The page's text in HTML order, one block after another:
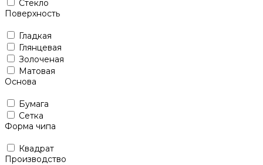
Стекло
Поверхность
Гладкая
Глянцевая
Золоченая
Матовая
Основа
Бумага
Сетка
Форма чипа
Квадрат
Производство